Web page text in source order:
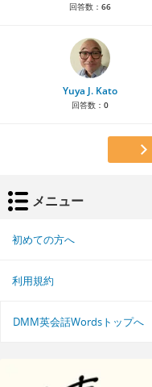
回答数： 66
Yuya J. Kato
回答数： 0
メニュー
初めての方へ
利用規約
DMM英会話Wordsトップへ